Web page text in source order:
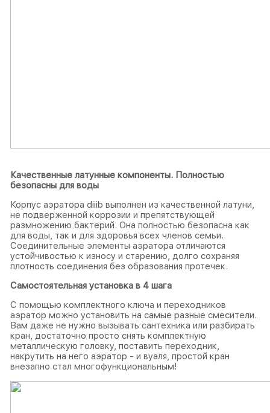
Качественные латунные компоненты. Полностью
безопасны для воды
Корпус аэратора diiib выполнен из качественной латуни,
не подверженной коррозии и препятствующей
размножению бактерий. Она полностью безопасна как
для воды, так и для здоровья всех членов семьи.
Соединительные элементы аэратора отличаются
устойчивостью к износу и старению, долго сохраняя
плотность соединения без образования протечек.
Самостоятельная установка в 4 шага
С помощью комплектного ключа и переходников
аэратор можно установить на самые разные смесители.
Вам даже не нужно вызывать сантехника или разбирать
кран, достаточно просто снять комплектную
металлическую головку, поставить переходник,
накрутить на него аэратор - и вуаля, простой кран
внезапно стал многофункциональным!